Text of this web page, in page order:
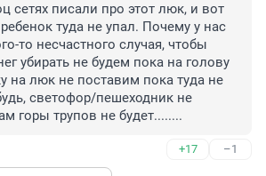
сетях писали про этот люк, и вот
туда не упал. Почему у нас
то несчастного случая, чтобы
убирать не будем пока на голову
на люк не поставим пока туда не
светофор/пешеходник не
горы трупов не будет........
+17 –1